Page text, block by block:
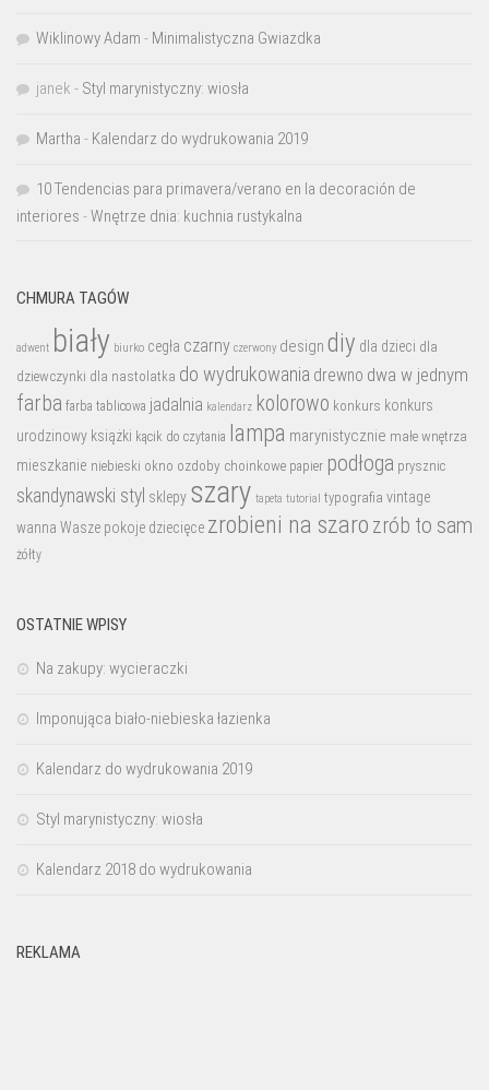
Wiklinowy Adam - Minimalistyczna Gwiazdka
janek - Styl marynistyczny: wiosła
Martha - Kalendarz do wydrukowania 2019
10 Tendencias para primavera/verano en la decoración de
interiores -Wnętrze dnia: kuchnia rustykalna
CHMURA TAGÓW
adwent biały biurko cegła czarny czerwony design diy dla dzieci dla
dziewczynki dla nastolatka do wydrukowania drewno dwa w jednym
farba farba tablicowa jadalnia kalendarz kolorowo konkurs konkurs
urodzinowy książki kącik do czytania lampa marynistycznie małe wnętrza
mieszkanie niebieski okno ozdoby choinkowe papier podłoga prysznic
skandynawski styl sklepy szary tapeta tutorial typografia vintage
wanna Wasze pokoje dziecięce zrobieni na szaro zrób to sam
żółty
OSTATNIE WPISY
Na zakupy: wycieraczki
Imponująca biało-niebieska łazienka
Kalendarz do wydrukowania 2019
Styl marynistyczny: wiosła
Kalendarz 2018 do wydrukowania
REKLAMA